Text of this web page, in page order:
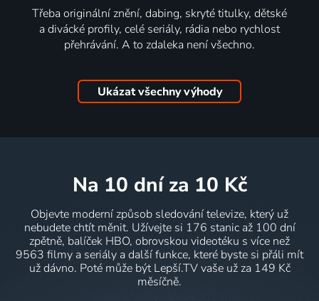
Třeba originální znění, dabing, skryté titulky, dětské
a divácké profily, celé seriály, rádia nebo rychlost
přehrávání. A to zdaleka není všechno.
Ukázat všechny výhody
na 10 dní za 10 Kč
Objevte moderní způsob sledování televize, který už
nebudete chtít měnit. Užívejte si 176 stanic až 100 dní
zpětně, balíček HBO, obrovskou videotéku s více než
9563 filmy a seriály a další funkce, které byste si přáli mít
už dávno. Poté může být Lepší.TV vaše už za 149 Kč
měsíčně.